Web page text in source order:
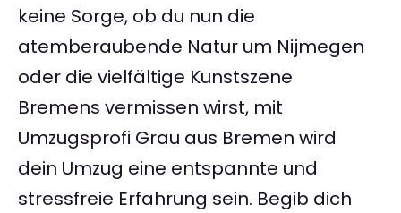
keine Sorge, ob du nun die
atemberaubende Natur um Nijmegen
oder die vielfältige Kunstszene
Bremens vermissen wirst, mit
Umzugsprofi Grau aus Bremen wird
dein Umzug eine entspannte und
stressfreie Erfahrung sein. Begib dich